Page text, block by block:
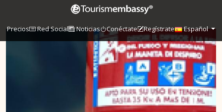
Precios Red Social Noticias Conéctate Regístrate Español